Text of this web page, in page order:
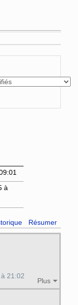
à
Résumer
Plus
21:02